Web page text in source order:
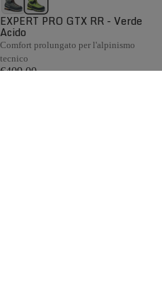
EXPERT PRO GTX RR - Verde
Acido
Comfort prolungato per l'alpinismo
tecnico
€409,00